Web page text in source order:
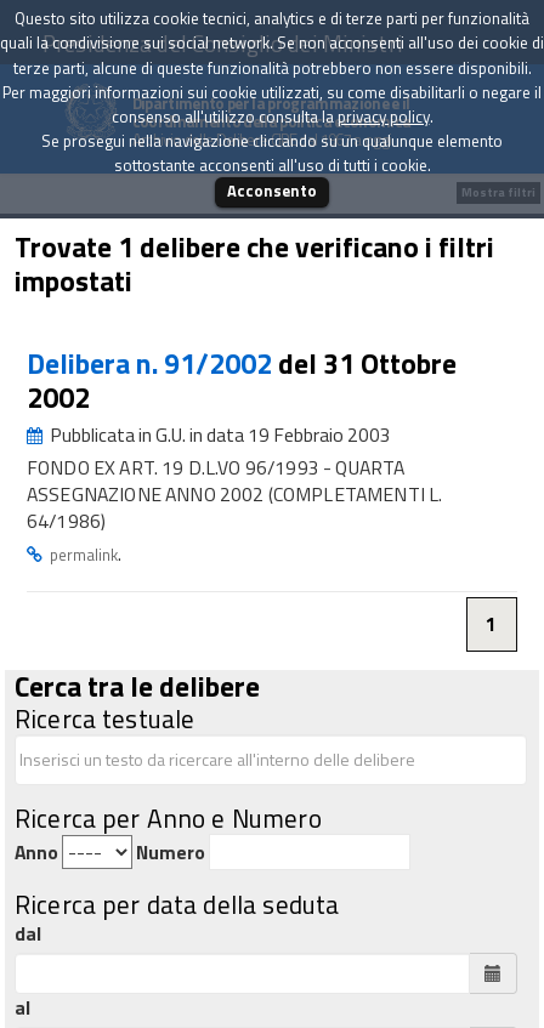
Presidenza del Consiglio dei Ministri
Dipartimento per la programmazione e il
coordinamento della politica economica
Archivio delle Delibere CIPE dal 1967 a oggi
Trovate 1 delibere che verificano i filtri
impostati
Delibera n. 91/2002 del 31 Ottobre
2002
Pubblicata in G.U. in data 19 Febbraio 2003
FONDO EX ART. 19 D.L.VO 96/1993 - QUARTA
ASSEGNAZIONE ANNO 2002 (COMPLETAMENTI L.
64/1986)
permalink.
1
Cerca tra le delibere
Ricerca testuale
Ricerca per Anno e Numero
Anno Numero
Ricerca per data della seduta
dal
al
Mostra filtri
Questo sito utilizza cookie tecnici, analytics e di terze parti per funzionalità
quali la condivisione sui social network. Se non acconsenti all'uso dei cookie di
terze parti, alcune di queste funzionalità potrebbero non essere disponibili.
Per maggiori informazioni sui cookie utilizzati, su come disabilitarli o negare il
consenso all'utilizzo consulta laprivacy policy.
Se prosegui nella navigazione cliccando su un qualunque elemento
sottostante acconsenti all'uso di tutti i cookie.
Acconsento